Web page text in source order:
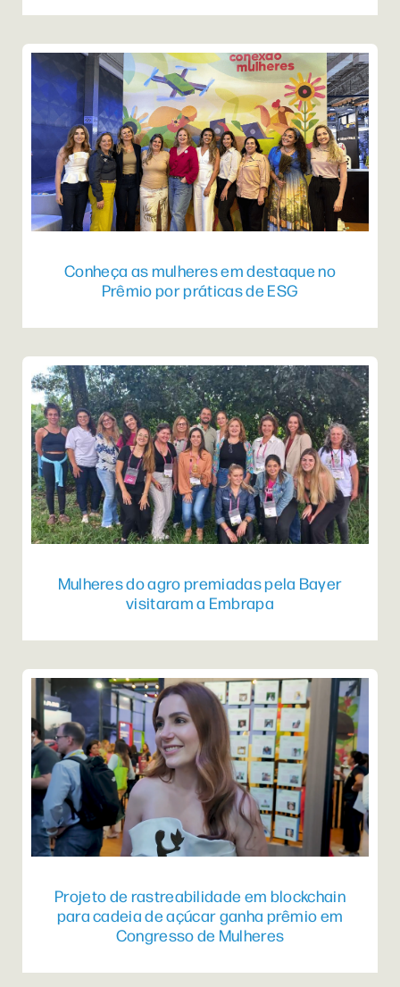
Conheça as mulheres em destaque no
Prêmio por práticas de ESG
Mulheres do agro premiadas pela Bayer
visitaram a Embrapa
Projeto de rastreabilidade em blockchain
para cadeia de açúcar ganha prêmio em
Congresso de Mulheres